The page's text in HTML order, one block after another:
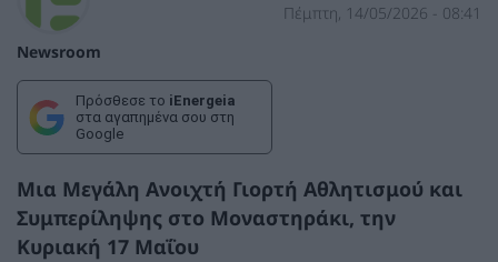
Newsroom
Πέμπτη, 14/05/2026 - 08:41
Πρόσθεσε το iEnergeia
στα αγαπημένα σου στη
Google
Μια Μεγάλη Ανοιχτή Γιορτή Αθλητισμού και
Συμπερίληψης στο Μοναστηράκι, την
Κυριακή 17 Μαΐου